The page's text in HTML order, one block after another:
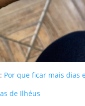
Por que ficar mais dias
de Ilhéus